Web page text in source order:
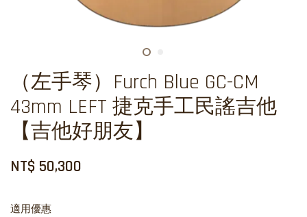
（左手琴）Furch Blue GC-CM
43mm LEFT 捷克手工民謠吉他
【吉他好朋友】
NT$ 50,300
適用優惠